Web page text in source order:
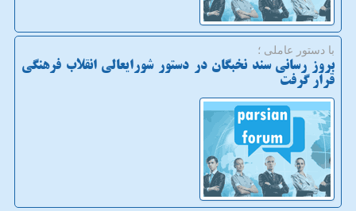
با دستور عاملی ؛
بروز رسانی سند نخبگان در دستور شورایعالی انقلاب فرهنگی
قرار گرفت